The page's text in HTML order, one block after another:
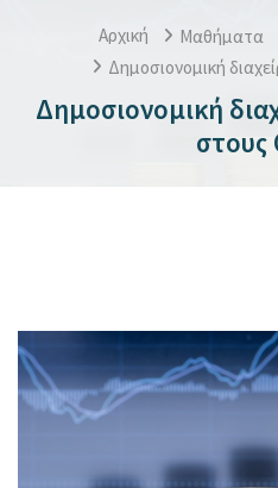
Αρχική Μαθήματα
Δημοσιονομική
Δημοσιονομική
στους